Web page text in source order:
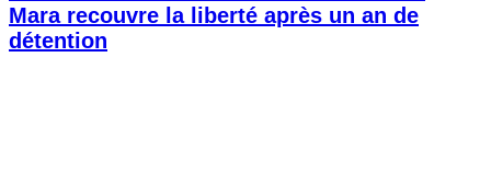
Mara recouvre la liberté après un an de
détention